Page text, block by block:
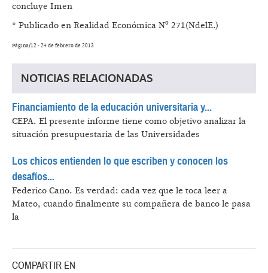
concluye Imen
* Publicado en Realidad Económica Nº 271(NdelE.)
Página/12 - 24 de febrero de 2013
NOTICIAS RELACIONADAS
Financiamiento de la educación universitaria y...
CEPA. El presente informe tiene como objetivo analizar la
situación presupuestaria de las Universidades
Los chicos entienden lo que escriben y conocen los
desafíos...
Federico Cano. Es verdad: cada vez que le toca leer a
Mateo, cuando finalmente su compañera de banco le pasa
la
COMPARTIR EN